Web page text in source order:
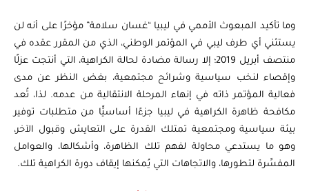
وما تأكيد المبعوث الأممي في ليبيا “غسان سلامة” مؤخرًا على أنه لن
يستثني أي طرف ليبي في المؤتمر الوطني، الذي من المقرر عقده في
منتصف أبريل 2019؛ إلا رسالة مضادة لحالة الكراهية، التي أنتجت عزلًا
وإقصاء لنخب سياسية وشرائح مجتمعية، بغض النظر عن مدى
فعالية المؤتمر ذاته في إنهاء المرحلة الانتقالية من عدمه. لذا، تُعد
مكافحة ظاهرة الكراهية في ليبيا جزءًا أساسيًّا من متطلبات توفير
بيئة سياسية ومجتمعية تمتلك القدرة على التعايش وقبول الآخر،
وهو ما يستدعي محاولة لفهم تلك الظاهرة، وأشكالها، والعوامل
المفسِّرة لتطورها، والاتجاهات التي يُمكنها إيقاف دورة الكراهية تلك.